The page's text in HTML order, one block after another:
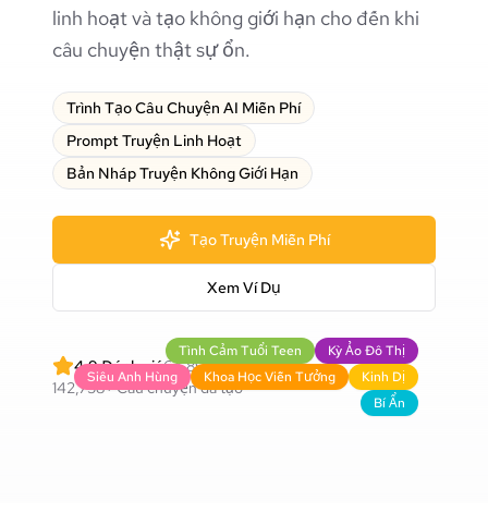
linh hoạt và tạo không giới hạn cho đến khi
câu chuyện thật sự ổn.
Trình Tạo Câu Chuyện AI Miễn Phí
Prompt Truyện Linh Hoạt
Bản Nháp Truyện Không Giới Hạn
Tạo Truyện Miễn Phí
Xem Ví Dụ
4.9Đánh giá64,892+Người dùng
142,758+Câu chuyện đã tạo
Tình Cảm Tuổi Teen
Kỳ Ảo Đô Thị
Siêu Anh Hùng
Khoa Học Viễn Tưởng
Kinh Dị
Bí Ẩn